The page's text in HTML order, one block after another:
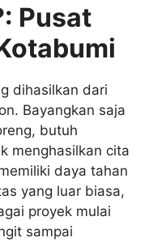
Pusat
dihasilkan dari
Bayangkan saja
butuh
menghasilkan cita
daya tahan
yang luar biasa,
proyek mulai
sampai